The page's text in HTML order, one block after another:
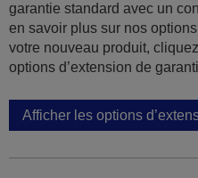
garantie standard avec un
en savoir plus sur nos
votre nouveau produit,
options d’extension de
Afficher les options